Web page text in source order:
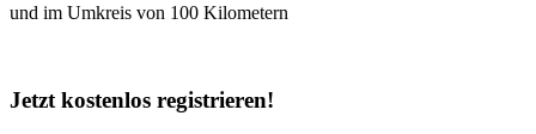
und im Umkreis von 100 Kilometern
Jetzt kostenlos registrieren!